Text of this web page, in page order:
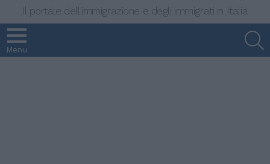
Il portale dell'immigrazione e degli immigrati in Italia
Menu